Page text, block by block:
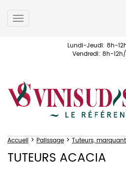
Toggle
navigation
Lundi-Jeudi: 8h-
Vendredi: 8h-
Accueil > Palissage > Tuteurs,
TUTEURS ACACIA